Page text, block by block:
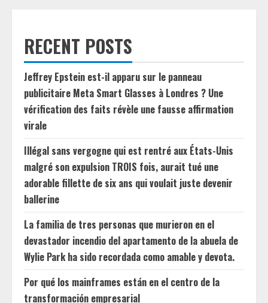
RECENT POSTS
Jeffrey Epstein est-il apparu sur le panneau
publicitaire Meta Smart Glasses à Londres ? Une
vérification des faits révèle une fausse affirmation
virale
Illégal sans vergogne qui est rentré aux États-Unis
malgré son expulsion TROIS fois, aurait tué une
adorable fillette de six ans qui voulait juste devenir
ballerine
La familia de tres personas que murieron en el
devastador incendio del apartamento de la abuela de
Wylie Park ha sido recordada como amable y devota.
Por qué los mainframes están en el centro de la
transformación empresarial